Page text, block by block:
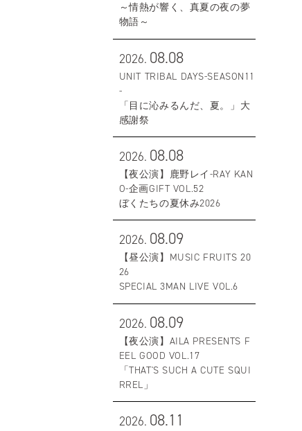
～情熱が響く、真夏の夜の夢
物語～
2026. 08.08
UNIT TRIBAL DAYS-SEASON11
-
「目に沁みるんだ、夏。」大
感謝祭
2026. 08.08
【夜公演】鹿野レイ-RAY KAN
O-企画GIFT VOL.52
ぼくたちの夏休み2026
2026. 08.09
【昼公演】MUSIC FRUITS 20
26
SPECIAL 3MAN LIVE VOL.6
2026. 08.09
【夜公演】AILA PRESENTS F
EEL GOOD VOL.17
「THAT'S SUCH A CUTE SQUI
RREL」
2026. 08.11